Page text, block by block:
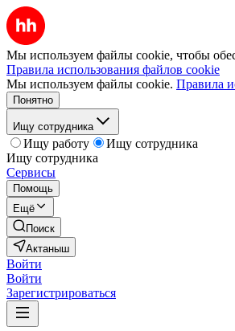
Мы используем файлы cookie, чтобы
Правила использования файлов cookie
Мы используем файлы cookie. Правила
Понятно
Ищу сотрудника
Ищу работу
Ищу сотрудника
Ищу сотрудника
Сервисы
Помощь
Ещё
Поиск
Актаныш
Войти
Войти
Зарегистрироваться